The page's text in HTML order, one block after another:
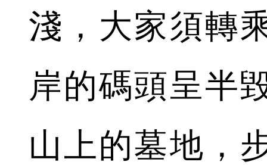
淺，大家須轉
岸的碼頭呈半
山上的墓地，